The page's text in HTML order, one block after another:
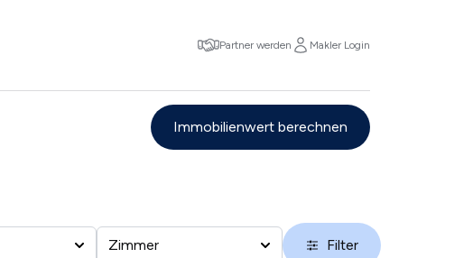
Partner werden Makler Login
Immobilienwert berechnen
Zimmer Filter